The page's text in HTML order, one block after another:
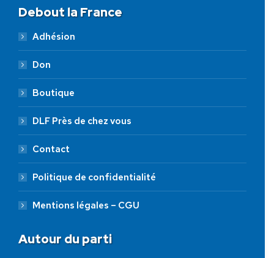
Debout la France
Adhésion
Don
Boutique
DLF Près de chez vous
Contact
Politique de confidentialité
Mentions légales – CGU
Autour du parti